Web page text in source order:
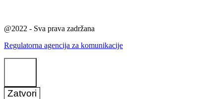
@2022 - Sva prava zadržana
Regulatorna agencija za komunikacije
Zatvori